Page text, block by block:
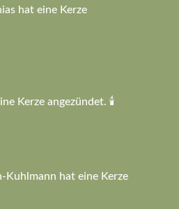
hat eine Kerze
Kerze angezündet. 🕯️
Kuhlmann hat eine Kerze